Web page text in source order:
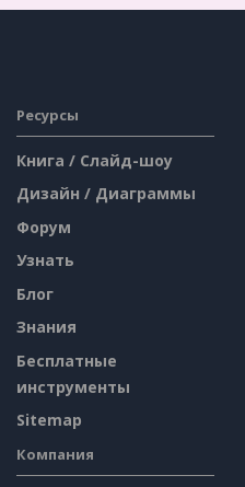
Ресурсы
Книга / Слайд-шоу
Дизайн / Диаграммы
Форум
Узнать
Блог
Знания
Бесплатные
инструменты
Sitemap
Компания